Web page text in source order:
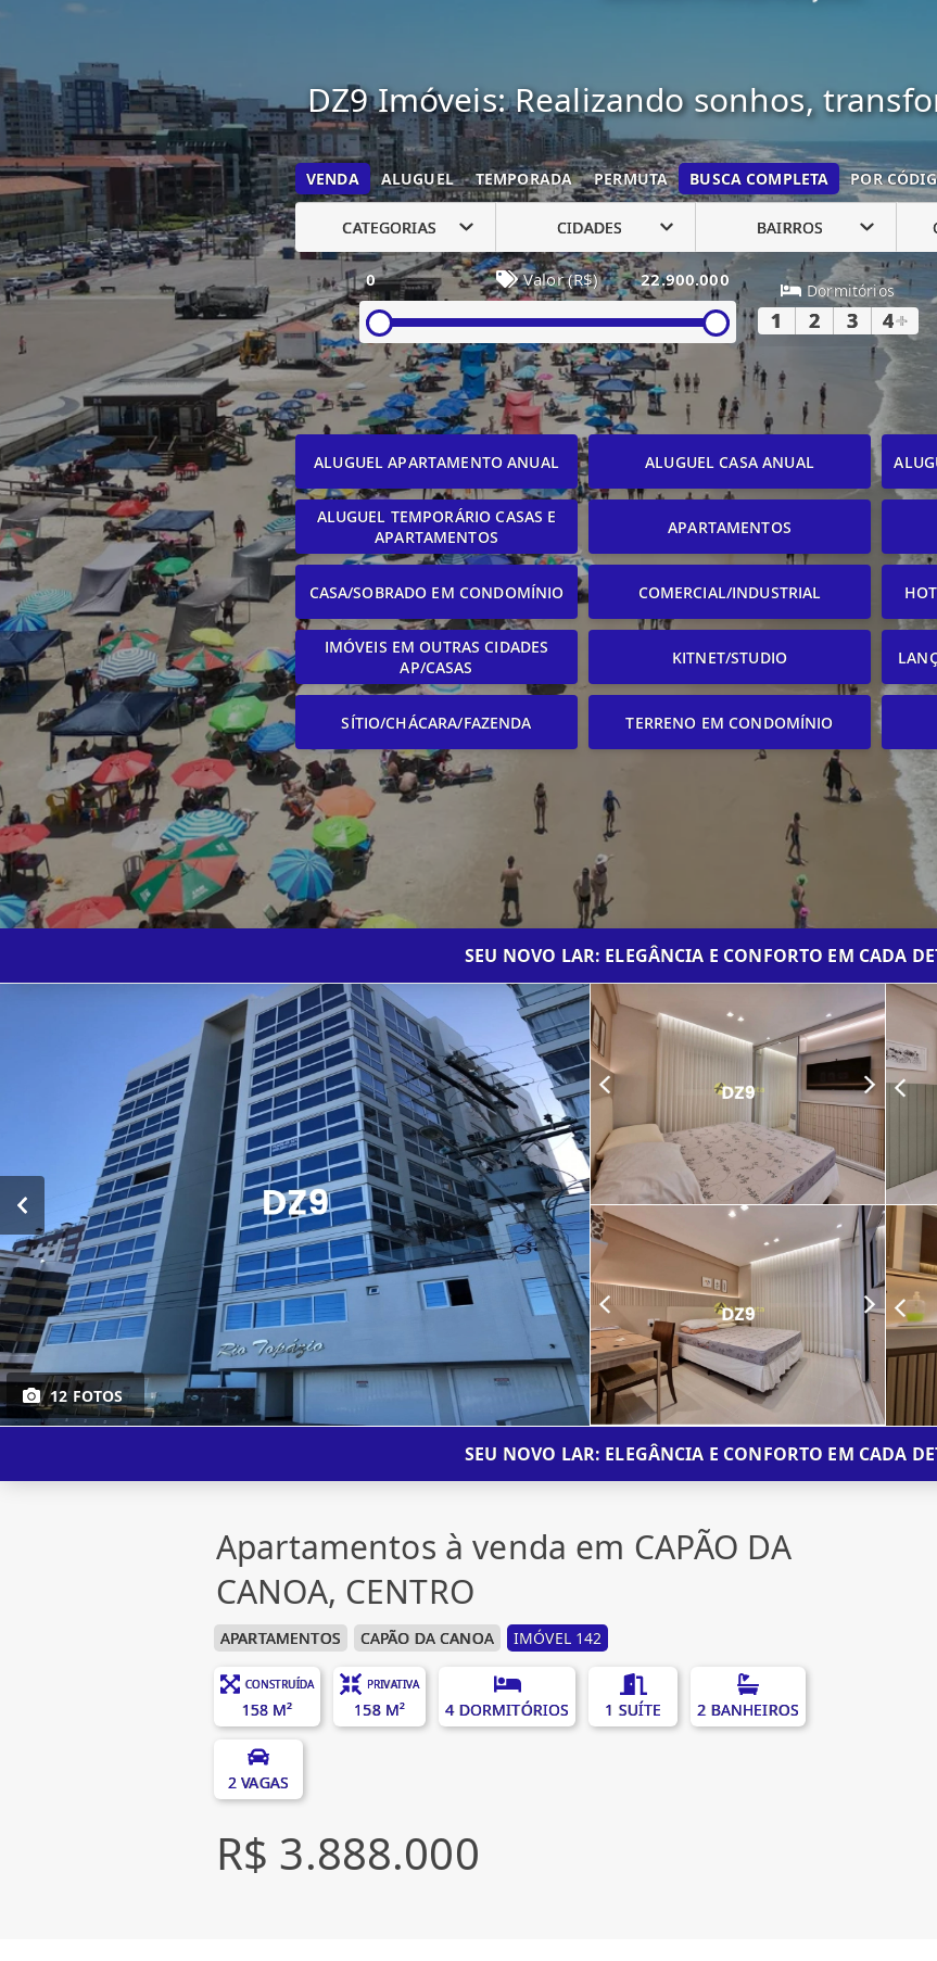
DZ9 Imóveis: Realizando sonhos,
VENDA ALUGUEL TEMPORADA PERMUTA BUSCA COMPLETA POR
CATEGORIAS CIDADES BAIRROS
0 Valor (R$) 22.900.000 Dormitórios
1 2 3 4+
ALUGUEL APARTAMENTO ANUAL ALUGUEL CASA ANUAL
ALUGUEL TEMPORÁRIO CASAS E
APARTAMENTOS
APARTAMENTOS
CASA/SOBRADO EM CONDOMÍNIO COMERCIAL/INDUSTRIAL
IMÓVEIS EM OUTRAS CIDADES
AP/CASAS
KITNET/STUDIO
SÍTIO/CHÁCARA/FAZENDA TERRENO EM CONDOMÍNIO
SEU NOVO LAR: ELEGÂNCIA E CONFORTO EM CADA
12 FOTOS
SEU NOVO LAR: ELEGÂNCIA E CONFORTO EM CADA
Apartamentos à venda em CAPÃO DA
CANOA, CENTRO
APARTAMENTOS CAPÃO DA CANOA IMÓVEL 142
CONSTRUÍDA
158 M²
PRIVATIVA
158 M² 4 DORMITÓRIOS 1 SUÍTE 2 BANHEIROS
2 VAGAS
R$ 3.888.000